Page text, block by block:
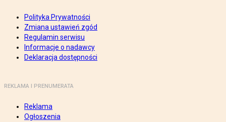
Polityka Prywatności
Zmiana ustawień zgód
Regulamin serwisu
Informacje o nadawcy
Deklaracja dostępności
REKLAMA I PRENUMERATA
Reklama
Ogłoszenia